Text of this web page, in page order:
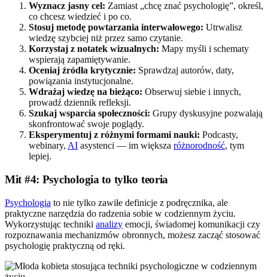
Wyznacz jasny cel: Zamiast „chcę znać psychologię”, określ,
co chcesz wiedzieć i po co.
Stosuj metodę powtarzania interwałowego: Utrwalisz
wiedzę szybciej niż przez samo czytanie.
Korzystaj z notatek wizualnych: Mapy myśli i schematy
wspierają zapamiętywanie.
Oceniaj źródła krytycznie: Sprawdzaj autorów, daty,
powiązania instytucjonalne.
Wdrażaj wiedzę na bieżąco: Obserwuj siebie i innych,
prowadź dziennik refleksji.
Szukaj wsparcia społeczności: Grupy dyskusyjne pozwalają
skonfrontować swoje poglądy.
Eksperymentuj z różnymi formami nauki: Podcasty,
webinary, AI asystenci — im większa różnorodność, tym
lepiej.
Mit #4: Psychologia to tylko teoria
Psychologia to nie tylko zawiłe definicje z podręcznika, ale
praktyczne narzędzia do radzenia sobie w codziennym życiu.
Wykorzystując techniki analizy emocji, świadomej komunikacji czy
rozpoznawania mechanizmów obronnych, możesz zacząć stosować
psychologię praktyczną od ręki.